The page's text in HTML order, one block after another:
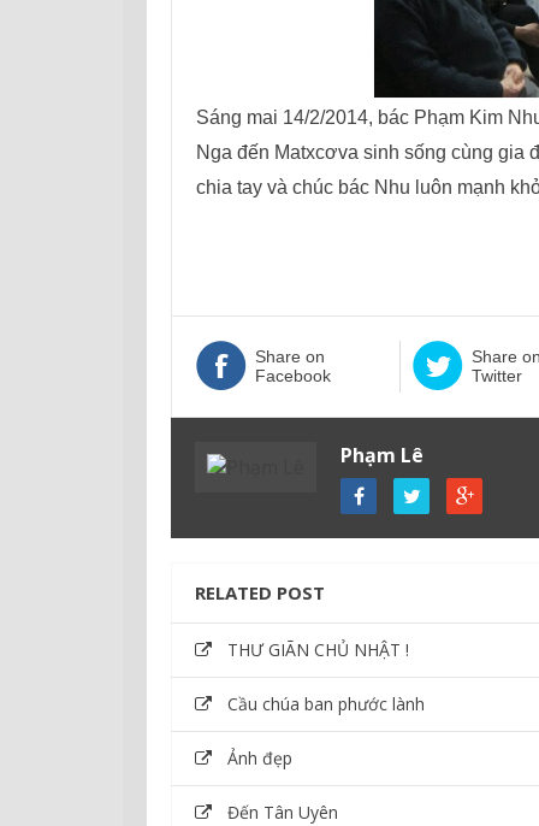
Sáng mai 14/2/2014, bác Phạm Kim
Nga đến Matxcơva sinh sống cùng gia
chia tay và chúc bác Nhu luôn mạnh
Share on
Facebook
Share
Twitter
Phạm Lê
RELATED POST
THƯ GIÃN CHỦ NHẬT !
Cầu chúa ban phước lành
Ảnh đẹp
Đến Tân Uyên